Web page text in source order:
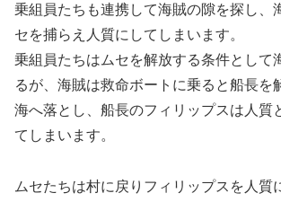
乗組員たちも連携して海賊の隙を探し、
セを捕らえ人質にしてしまいます。
乗組員たちはムセを解放する条件として
るが、海賊は救命ボートに乗ると船長を
海へ落とし、船長のフィリップスは人質
てしまいます。
ムセたちは村に戻りフィリップスを人質